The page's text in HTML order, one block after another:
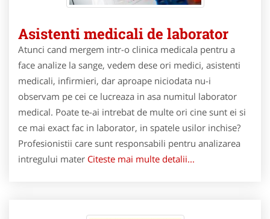
Asistenti medicali de laborator
Atunci cand mergem intr-o clinica medicala pentru a
face analize la sange, vedem dese ori medici, asistenti
medicali, infirmieri, dar aproape niciodata nu-i
observam pe cei ce lucreaza in asa numitul laborator
medical. Poate te-ai intrebat de multe ori cine sunt ei si
ce mai exact fac in laborator, in spatele usilor inchise?
Profesionistii care sunt responsabili pentru analizarea
intregului mater Citeste mai multe detalii...